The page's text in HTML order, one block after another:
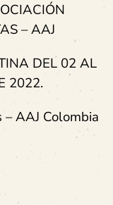
– AAJ
DEL 02 AL
2022.
AAJ Colombia